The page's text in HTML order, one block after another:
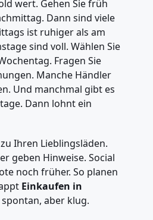
wert. Gehen Sie früh
Dann sind viele
ist ruhiger als am
sind voll. Wählen Sie
Fragen Sie
Manche Händler
Und manchmal gibt es
Dann lohnt ein
Ihren Lieblingsläden.
geben Hinweise. Social
noch früher. So planen
Einkaufen in
aber klug.